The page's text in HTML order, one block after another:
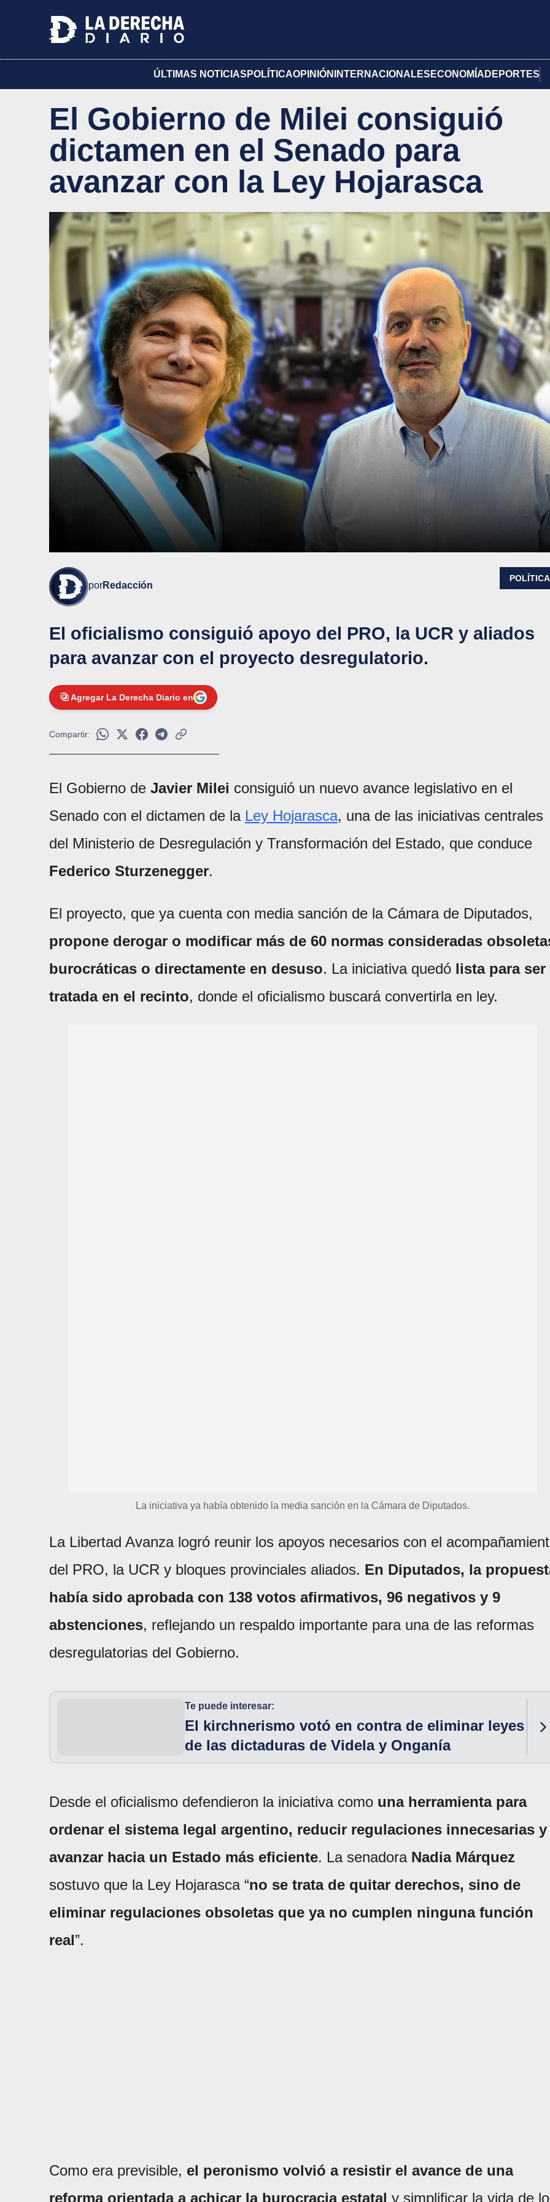
ÚLTIMAS NOTICIAS POLÍTICAOPINIÓN INTERNACIONALES ECONOMÍA DEPORTES
El Gobierno de Milei consiguió
dictamen en el Senado para
avanzar con la Ley Hojarasca
porRedacción
POLÍTICA
El oficialismo consiguió apoyo del PRO, la UCR y aliados
para avanzar con el proyecto desregulatorio.
Agregar La Derecha Diario en
Compartir:
El Gobierno de Javier Milei consiguió un nuevo avance legislativo en el
Senado con el dictamen de la Ley Hojarasca, una de las iniciativas centrales
del Ministerio de Desregulación y Transformación del Estado, que conduce
Federico Sturzenegger.
El proyecto, que ya cuenta con media sanción de la Cámara de Diputados,
propone derogar o modificar más de 60 normas consideradas
burocráticas o directamente en desuso. La iniciativa quedó lista para ser
tratada en el recinto, donde el oficialismo buscará convertirla en ley.
La iniciativa ya había obtenido la media sanción en la Cámara de Diputados.
La Libertad Avanza logró reunir los apoyos necesarios con el
del PRO, la UCR y bloques provinciales aliados. En Diputados, la
había sido aprobada con 138 votos afirmativos, 96 negativos y 9
abstenciones, reflejando un respaldo importante para una de las reformas
desregulatorias del Gobierno.
Te puede interesar:
El kirchnerismo votó en contra de eliminar leyes
de las dictaduras de Videla y Onganía
Desde el oficialismo defendieron la iniciativa como una herramienta para
ordenar el sistema legal argentino, reducir regulaciones innecesarias y
avanzar hacia un Estado más eficiente. La senadora Nadia Márquez
sostuvo que la Ley Hojarasca “no se trata de quitar derechos, sino de
eliminar regulaciones obsoletas que ya no cumplen ninguna función
real”.
Como era previsible, el peronismo volvió a resistir el avance de una
reforma orientada a achicar la burocracia estatal y simplificar la vida de